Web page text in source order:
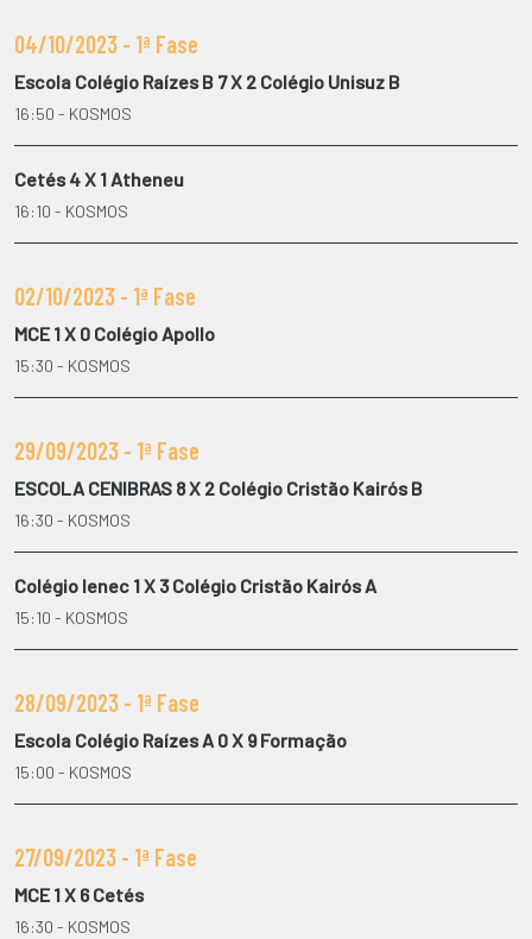
04/10/2023 - 1ª Fase
Escola Colégio Raízes B 7 X 2 Colégio Unisuz B
16:50 - KOSMOS
Cetés 4 X 1 Atheneu
16:10 - KOSMOS
02/10/2023 - 1ª Fase
MCE 1 X 0 Colégio Apollo
15:30 - KOSMOS
29/09/2023 - 1ª Fase
ESCOLA CENIBRAS 8 X 2 Colégio Cristão Kairós B
16:30 - KOSMOS
Colégio Ienec 1 X 3 Colégio Cristão Kairós A
15:10 - KOSMOS
28/09/2023 - 1ª Fase
Escola Colégio Raízes A 0 X 9 Formação
15:00 - KOSMOS
27/09/2023 - 1ª Fase
MCE 1 X 6 Cetés
16:30 - KOSMOS